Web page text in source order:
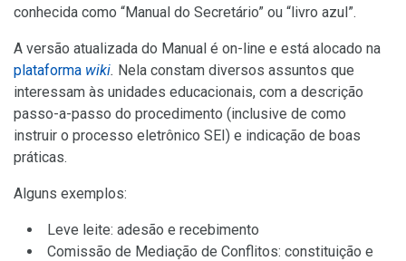
conhecida como “Manual do Secretário” ou “livro azul”.
A versão atualizada do Manual é on-line e está alocado na
plataforma wiki. Nela constam diversos assuntos que
interessam às unidades educacionais, com a descrição
passo-a-passo do procedimento (inclusive de como
instruir o processo eletrônico SEI) e indicação de boas
práticas.
Alguns exemplos:
Leve leite: adesão e recebimento
Comissão de Mediação de Conflitos: constituição e